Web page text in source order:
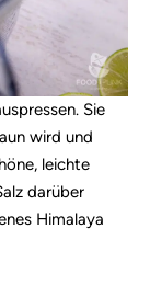
Sie
wird und
leichte
darüber
Himalaya